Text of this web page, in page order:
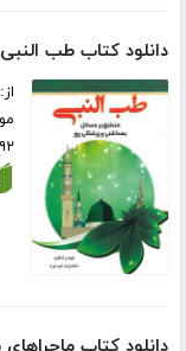
دانلود کتاب طب
۱۹۲